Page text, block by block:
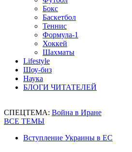
Бокс
Баскетбол
Теннис
Формула-1
Хоккей
Шахматы
Lifestyle
Шоу-биз
Наука
БЛОГИ ЧИТАТЕЛЕЙ
СПЕЦТЕМА: Война в Иране
ВСЕ ТЕМЫ
Вступление Украины в ЕС